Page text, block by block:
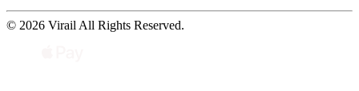
© 2026 Virail All Rights Reserved.